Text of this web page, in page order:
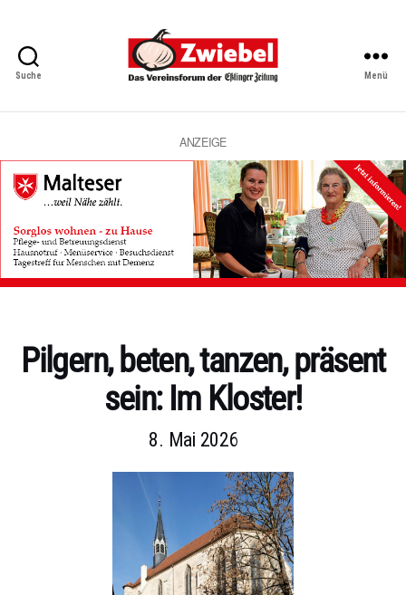
Suche
Vereinsforum
Eßlinger
Zeitung
Menü
ANZEIGE
Kategorien
Pilgern, beten, tanzen, präsent
sein: Im Kloster!
8. Mai 2026